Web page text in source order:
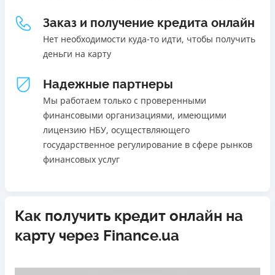
В кассах и терминалах отделений
Онлайн (через сайт или интернет-банкинг)
Через терминалы самообслуживания
Лицензия НБУ
Лицензия переоформлена 27.03.2024 г.
Вся информация о кредите
ПОЛУЧИТЬ ЗАЙМ
Ежемесячная комиссия
Акция: ставка 0,01% на первый платеж при
использовании промокода;
Быстрый онлайн кредит на банковскую карту без
залога и поручителей;
Процесс полностью автоматизирован и занимает до 5
минут;
Нет программы лояльности для постоянных клиентов
Нет круглосуточной поддержки по телефону, в Viber,
Заказ и получение кредита онлайн
Нет необходимости куда-то идти, чтобы получить
деньги на карту
Надежные партнеры
Мы работаем только с проверенными
финансовыми организациями, имеющими
лицензию НБУ, осуществляющего
государственное регулирование в сфере рынков
финансовых услуг
Как получить кредит онлайн на
карту через Finance.ua